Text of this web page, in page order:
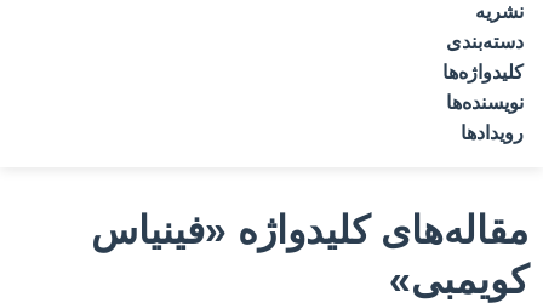
نشریه
دسته‌بندی
کلیدواژه‌ها
نویسنده‌ها
رویدادها
مقاله‌های کلیدواژه «فینیاس
کویمبی»